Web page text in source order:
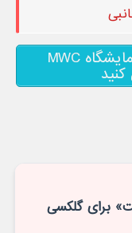
تمامی مطالب مربوط به نمایشگاه MWC
برای گلکسی